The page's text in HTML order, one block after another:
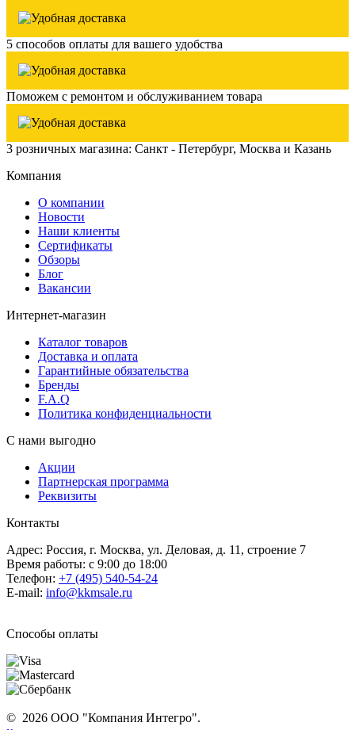
5 способов оплаты для вашего удобства
Поможем с ремонтом и обслуживанием товара
3 розничных магазина: Санкт - Петербург, Москва и Казань
Компания
О компании
Новости
Наши клиенты
Сертификаты
Обзоры
Блог
Вакансии
Интернет-магазин
Каталог товаров
Доставка и оплата
Гарантийные обязательства
Бренды
F.A.Q
Политика конфиденциальности
С нами выгодно
Акции
Партнерская программа
Реквизиты
Контакты
Адрес: Россия, г. Москва, ул. Деловая, д. 11, строение 7
Время работы: с 9:00 до 18:00
Телефон: +7 (495) 540-54-24
E-mail: info@kkmsale.ru
Способы оплаты
© 2026 ООО "Компания Интегро".